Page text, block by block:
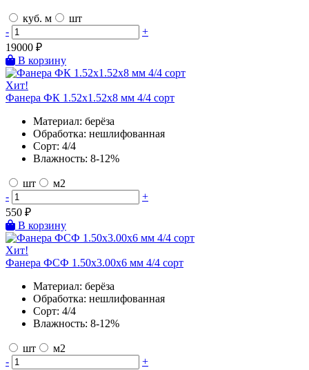
куб. м
шт
-
+
19000 ₽
В корзину
Хит!
Фанера ФК 1.52х1.52х8 мм 4/4 сорт
Материал: берёза
Обработка: нешлифованная
Сорт: 4/4
Влажность: 8-12%
шт
м2
-
+
550 ₽
В корзину
Хит!
Фанера ФСФ 1.50х3.00х6 мм 4/4 сорт
Материал: берёза
Обработка: нешлифованная
Сорт: 4/4
Влажность: 8-12%
шт
м2
-
+